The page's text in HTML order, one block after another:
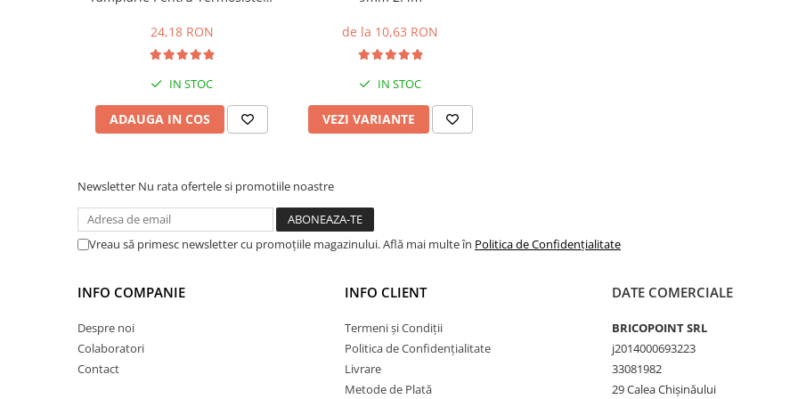
Hidroizolații Bituminoase
Hidrofobizare și Tratamente
Amorse Tencuieli
Pardoseli și Nivelare Suport
Nivelare în Strat Subțire
Rașini Reparații Fisuri Șapă
Aditivi pentru Șape
Amorse și Promotori de Aderență
Aditivi pentru Betoane și Mortare
Profile Tencuieli și Glet
Profile Tencuieli
2.4m
24,18 RON
IN STOC
ADAUGA IN COS
de la 10,63 RON
IN STOC
VEZI VARIANTE
Newsletter Nu rata ofertele si promotiile noastre
Vreau să primesc newsletter cu promoțiile magazinului. Află mai multe în Politica de Confidențialitate
INFO COMPANIE
Despre noi
Colaboratori
Contact
INFO CLIENT
Termeni și Condiții
Politica de Confidențialitate
Livrare
Metode de Plată
DATE COMERCIALE
BRICOPOINT SRL
j2014000693223
33081982
29 Calea Chișinăului